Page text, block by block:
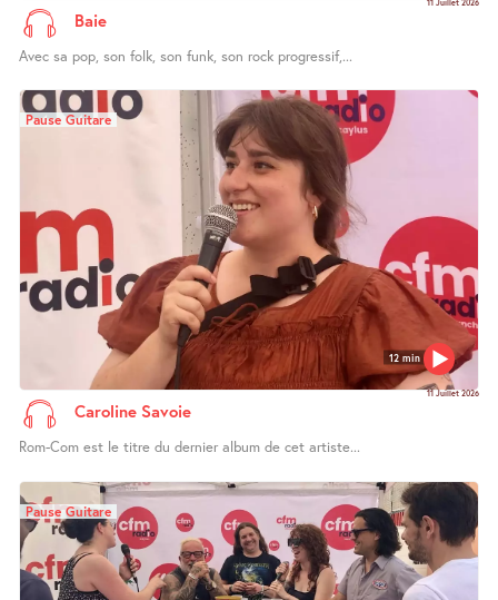
11 Juillet 2026
Baie
Avec sa pop, son folk, son funk, son rock progressif,...
12 min
Pause Guitare
11 Juillet 2026
Caroline Savoie
Rom-Com est le titre du dernier album de cet artiste...
Pause Guitare